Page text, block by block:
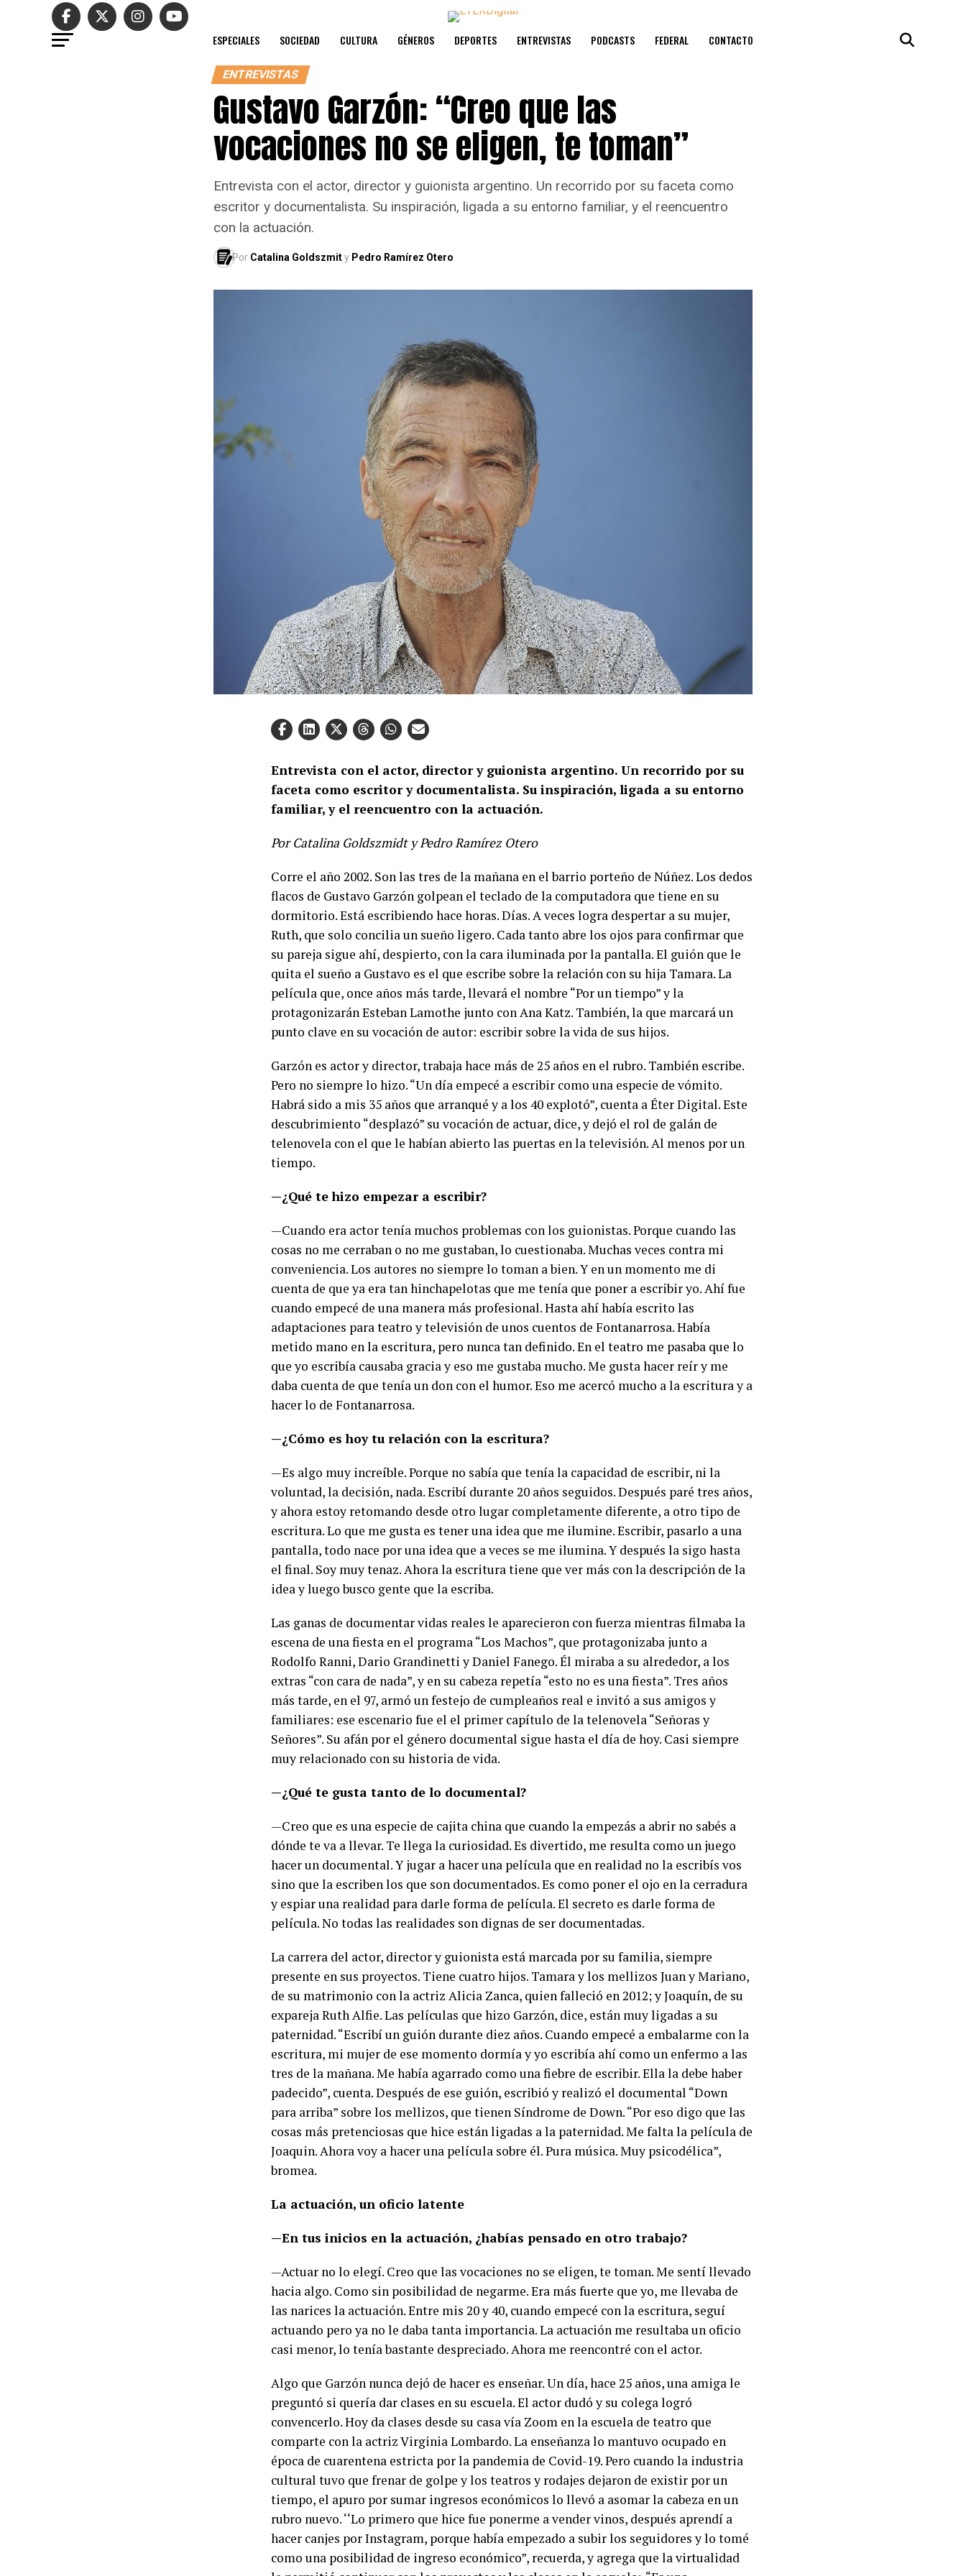
ESPECIALES SOCIEDAD CULTURA GÉNEROS DEPORTES ENTREVISTAS PODCASTS FEDERAL CONTACTO
ENTREVISTAS
Gustavo Garzón: “Creo que las
vocaciones no se eligen, te toman”
Entrevista con el actor, director y guionista argentino. Un recorrido por su faceta como
escritor y documentalista. Su inspiración, ligada a su entorno familiar, y el reencuentro
con la actuación.
Por Catalina Goldszmity Pedro Ramírez Otero
Entrevista con el actor, director y guionista argentino. Un recorrido por su
faceta como escritor y documentalista. Su inspiración, ligada a su entorno
familiar, y el reencuentro con la actuación.
Por Catalina Goldszmidty Pedro Ramírez Otero
Corre el año 2002. Son las tres de la mañana en el barrio porteño de Núñez. Los dedos
flacos de Gustavo Garzón golpean el teclado de la computadora que tiene en su
dormitorio. Está escribiendo hace horas. Días. A veces logra despertar a su mujer,
Ruth, que solo concilia un sueño ligero. Cada tanto abre los ojos para confirmar que
su pareja sigue ahí, despierto, con la cara iluminada por la pantalla. El guión que le
quita el sueño a Gustavo es el que escribe sobre la relación con su hija Tamara. La
película que, once años más tarde, llevará el nombre “Por un tiempo” y la
protagonizarán Esteban Lamothe junto con Ana Katz. También, la que marcará un
punto clave en su vocación de autor: escribir sobre la vida de sus hijos.
Garzón es actor y director, trabaja hace más de 25 años en el rubro. También escribe.
Pero no siempre lo hizo. “Un día empecé a escribir como una especie de vómito.
Habrá sido a mis 35 años que arranqué y a los 40 explotó”, cuenta a Éter Digital. Este
descubrimiento “desplazó” su vocación de actuar, dice, y dejó el rol de galán de
telenovela con el que le habían abierto las puertas en la televisión. Al menos por un
tiempo.
—¿Qué te hizo empezar a escribir?
—Cuando era actor tenía muchos problemas con los guionistas. Porque cuando las
cosas no me cerraban o no me gustaban, lo cuestionaba. Muchas veces contra mi
conveniencia. Los autores no siempre lo toman a bien. Y en un momento me di
cuenta de que ya era tan hinchapelotas que me tenía que poner a escribir yo. Ahí fue
cuando empecé de una manera más profesional. Hasta ahí había escrito las
adaptaciones para teatro y televisión de unos cuentos de Fontanarrosa. Había
metido mano en la escritura, pero nunca tan definido. En el teatro me pasaba que lo
que yo escribía causaba gracia y eso me gustaba mucho. Me gusta hacer reír y me
daba cuenta de que tenía un don con el humor. Eso me acercó mucho a la escritura y a
hacer lo de Fontanarrosa.
—¿Cómo es hoy tu relación con la escritura?
—Es algo muy increíble. Porque no sabía que tenía la capacidad de escribir, ni la
voluntad, la decisión, nada. Escribí durante 20 años seguidos. Después paré tres años,
y ahora estoy retomando desde otro lugar completamente diferente, a otro tipo de
escritura. Lo que me gusta es tener una idea que me ilumine. Escribir, pasarlo a una
pantalla, todo nace por una idea que a veces se me ilumina. Y después la sigo hasta
el final. Soy muy tenaz. Ahora la escritura tiene que ver más con la descripción de la
idea y luego busco gente que la escriba.
Las ganas de documentar vidas reales le aparecieron con fuerza mientras filmaba la
escena de una fiesta en el programa “Los Machos”, que protagonizaba junto a
Rodolfo Ranni, Dario Grandinetti y Daniel Fanego. Él miraba a su alrededor, a los
extras “con cara de nada”, y en su cabeza repetía “esto no es una fiesta”. Tres años
más tarde, en el 97, armó un festejo de cumpleaños real e invitó a sus amigos y
familiares: ese escenario fue el el primer capítulo de la telenovela “Señoras y
Señores”. Su afán por el género documental sigue hasta el día de hoy. Casi siempre
muy relacionado con su historia de vida.
—¿Qué te gusta tanto de lo documental?
—Creo que es una especie de cajita china que cuando la empezás a abrir no sabés a
dónde te va a llevar. Te llega la curiosidad. Es divertido, me resulta como un juego
hacer un documental. Y jugar a hacer una película que en realidad no la escribís vos
sino que la escriben los que son documentados. Es como poner el ojo en la cerradura
y espiar una realidad para darle forma de película. El secreto es darle forma de
película. No todas las realidades son dignas de ser documentadas.
La carrera del actor, director y guionista está marcada por su familia, siempre
presente en sus proyectos. Tiene cuatro hijos. Tamara y los mellizos Juan y Mariano,
de su matrimonio con la actriz Alicia Zanca, quien falleció en 2012; y Joaquín, de su
expareja Ruth Alfie. Las películas que hizo Garzón, dice, están muy ligadas a su
paternidad. “Escribí un guión durante diez años. Cuando empecé a embalarme con la
escritura, mi mujer de ese momento dormía y yo escribía ahí como un enfermo a las
tres de la mañana. Me había agarrado como una fiebre de escribir. Ella la debe haber
padecido”, cuenta. Después de ese guión, escribió y realizó el documental “Down
para arriba” sobre los mellizos, que tienen Síndrome de Down. “Por eso digo que las
cosas más pretenciosas que hice están ligadas a la paternidad. Me falta la película de
Joaquin. Ahora voy a hacer una película sobre él. Pura música. Muy psicodélica”,
bromea.
La actuación, un oficio latente
—En tus inicios en la actuación, ¿habías pensado en otro trabajo?
—Actuar no lo elegí. Creo que las vocaciones no se eligen, te toman. Me sentí llevado
hacia algo. Como sin posibilidad de negarme. Era más fuerte que yo, me llevaba de
las narices la actuación. Entre mis 20 y 40, cuando empecé con la escritura, seguí
actuando pero ya no le daba tanta importancia. La actuación me resultaba un oficio
casi menor, lo tenía bastante despreciado. Ahora me reencontré con el actor.
Algo que Garzón nunca dejó de hacer es enseñar. Un día, hace 25 años, una amiga le
preguntó si quería dar clases en su escuela. El actor dudó y su colega logró
convencerlo. Hoy da clases desde su casa vía Zoom en la escuela de teatro que
comparte con la actriz Virginia Lombardo. La enseñanza lo mantuvo ocupado en
época de cuarentena estricta por la pandemia de Covid-19. Pero cuando la industria
cultural tuvo que frenar de golpe y los teatros y rodajes dejaron de existir por un
tiempo, el apuro por sumar ingresos económicos lo llevó a asomar la cabeza en un
rubro nuevo. ‘‘Lo primero que hice fue ponerme a vender vinos, después aprendí a
hacer canjes por Instagram, porque había empezado a subir los seguidores y lo tomé
como una posibilidad de ingreso económico”, recuerda, y agrega que la virtualidad